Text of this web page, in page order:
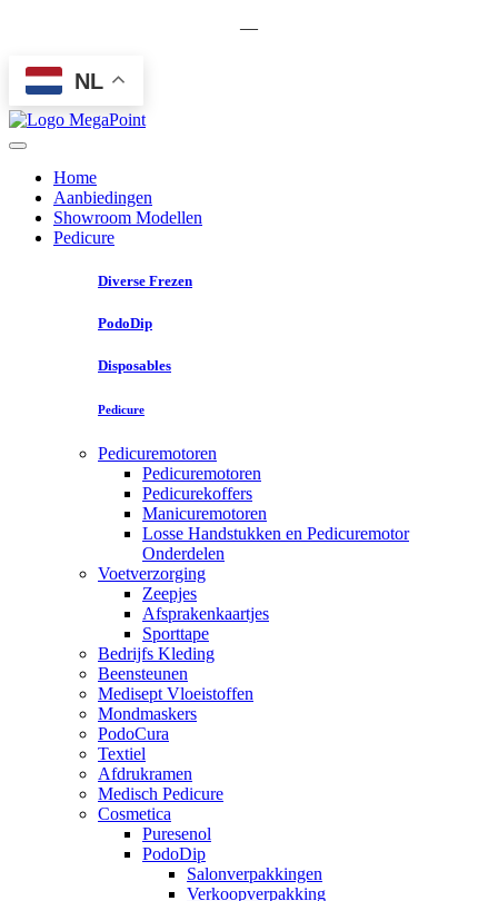
—
NL
Home
Aanbiedingen
Showroom Modellen
Pedicure
Diverse Frezen
PodoDip
Disposables
Pedicure
Pedicuremotoren
Pedicuremotoren
Pedicurekoffers
Manicuremotoren
Losse Handstukken en Pedicuremotor
Onderdelen
Voetverzorging
Zeepjes
Afsprakenkaartjes
Sporttape
Bedrijfs Kleding
Beensteunen
Medisept Vloeistoffen
Mondmaskers
PodoCura
Textiel
Afdrukramen
Medisch Pedicure
Cosmetica
Puresenol
PodoDip
Salonverpakkingen
Verkoopverpakking